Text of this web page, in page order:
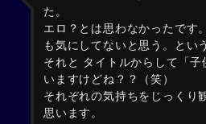
た。
エロ？とは思わなかったです
も気にしてないと思う。とい
それと タイトルからして「
いますけどね？？（笑）
それぞれの気持ちをじっくり
思います。